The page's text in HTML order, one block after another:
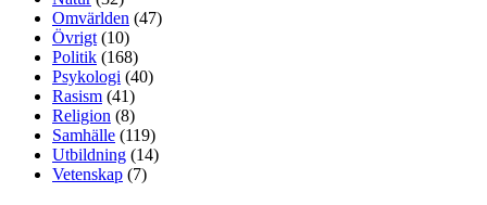
Omvärlden (47)
Övrigt (10)
Politik (168)
Psykologi (40)
Rasism (41)
Religion (8)
Samhälle (119)
Utbildning (14)
Vetenskap (7)